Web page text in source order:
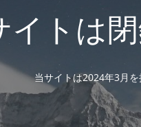
イトは
当サイトは2024年3月を